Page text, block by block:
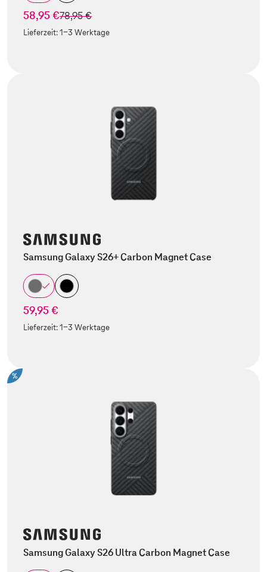
58,95 €statt
78,95 €
Lieferzeit:1-3 Werktage
Samsung Galaxy S26+ Carbon Magnet Case
59,95 €
Lieferzeit:1-3 Werktage
%
Samsung Galaxy S26 Ultra Carbon Magnet Case